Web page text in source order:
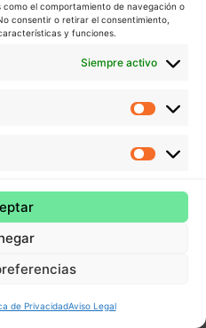
el comportamiento de navegación o
consentir o retirar el consentimiento,
y funciones.
Siempre activo
de PrivacidadAviso Legal